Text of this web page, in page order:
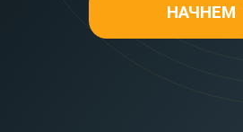
НАЧНЕМ